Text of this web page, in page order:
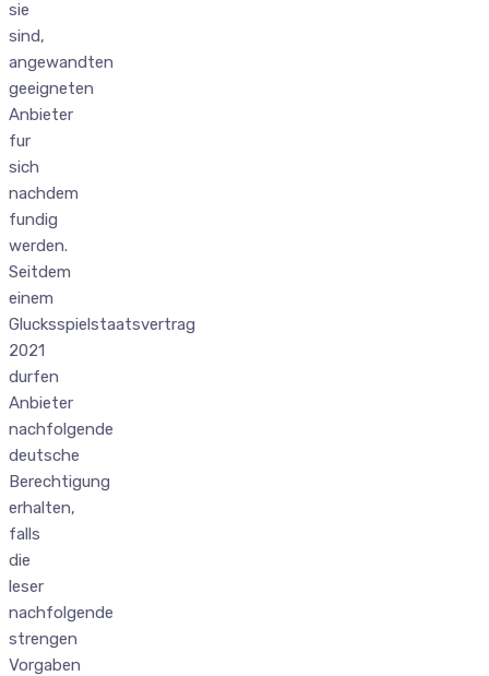
sie
sind,
angewandten
geeigneten
Anbieter
fur
sich
nachdem
fundig
werden.
Seitdem
einem
Glucksspielstaatsvertrag
2021
durfen
Anbieter
nachfolgende
deutsche
Berechtigung
erhalten,
falls
die
leser
nachfolgende
strengen
Vorgaben